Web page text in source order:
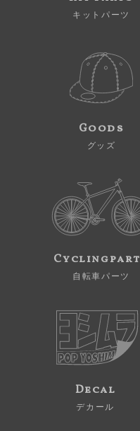
キットパーツ
Goods
グッズ
自転車パーツ
Decal
デカール